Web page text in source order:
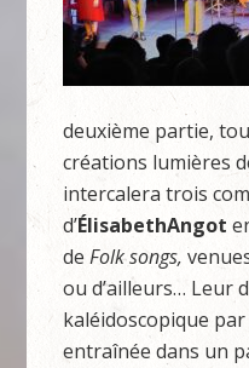
deuxième partie,
créations lumières
intercalera trois
d’ÉlisabethAngot
deFolk songs,
ou d’ailleurs… Leur
kaléidoscopique
entraînée dans un